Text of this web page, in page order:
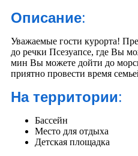
Описание:
Уважаемые гости курорта!
до речки Псезуапсе, где Вы
мин Вы можете дойти до
приятно провести время
На территории:
Бассейн
Место для отдыха
Детская площадка